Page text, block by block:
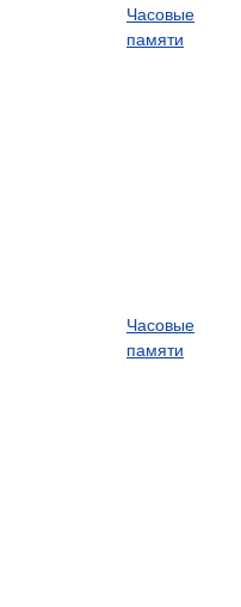
Часовые
памяти
Часовые
памяти